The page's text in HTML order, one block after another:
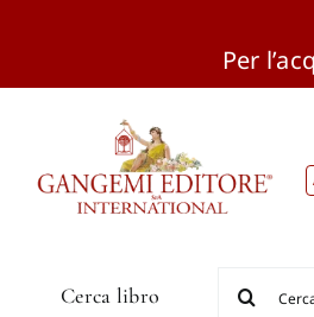
Per
Cerca libro
per: